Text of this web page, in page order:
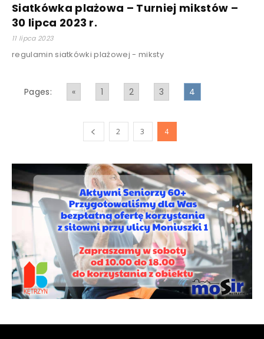
Siatkówka plażowa – Turniej mikstów –
30 lipca 2023 r.
11 lipca 2023
regulamin siatkówki plażowej - miksty
Pages: « 1 2 3 4
2 3 4